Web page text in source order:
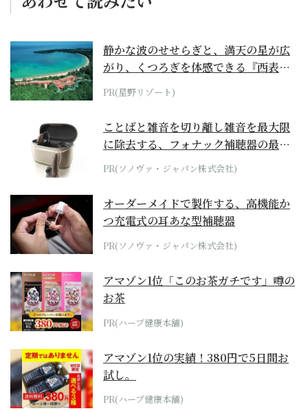
静かな波のせせらぎと、満天の星が広
がり、くつろぎを体感できる『西表島
ホテル by...
PR(星野リゾート)
ことばと雑音を切り離し雑音を最大限
に除去する、フォナック補聴器の最上
位モデル
PR(ソノヴァ・ジャパン株式会社)
オーダーメイドで製作する、高機能か
つ充電式の耳あな型補聴器
PR(ソノヴァ・ジャパン株式会社)
アマゾン1位「このお茶ガチです」噂の
お茶
PR(ハーブ健康本舗)
アマゾン1位の実績！380円で5日間お
試し。
PR(ハーブ健康本舗)